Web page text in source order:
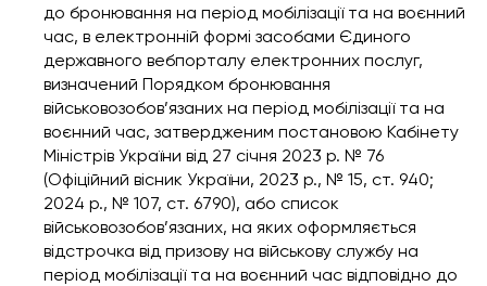
до бронювання на період мобілізації та на воєнний
час, в електронній формі засобами Єдиного
державного вебпорталу електронних послуг,
визначений Порядком бронювання
військовозобов’язаних на період мобілізації та на
воєнний час, затвердженим постановою Кабінету
Міністрів України від 27 січня 2023 р. № 76
(Офіційний вісник України, 2023 р., № 15, ст. 940;
2024 р., № 107, ст. 6790), або список
військовозобов’язаних, на яких оформляється
відстрочка від призову на військову службу на
період мобілізації та на воєнний час відповідно до